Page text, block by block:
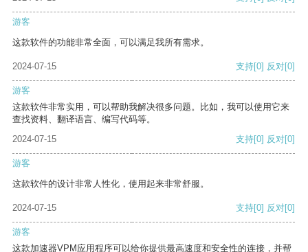
游客
这款软件的功能非常全面，可以满足我所有需求。
2024-07-15 支持[0] 反对[0]
游客
这款软件非常实用，可以帮助我解决很多问题。比如，我可以使用它来
查找资料、翻译语言、编写代码等。
2024-07-15
支持[0] 反对[0]
游客
这款软件的设计非常人性化，使用起来非常舒服。
2024-07-15 支持[0] 反对[0]
游客
这款加速器VPM应用程序可以给你提供最高速度和安全性的连接，并帮